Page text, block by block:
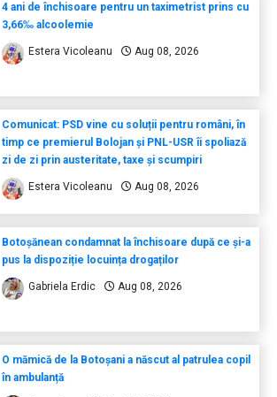
4 ani de închisoare pentru un taximetrist prins cu
3,66‰ alcoolemie
Estera Vicoleanu Aug 08, 2026
Comunicat: PSD vine cu soluții pentru români, în
timp ce premierul Bolojan și PNL-USR îi spoliază
zi de zi prin austeritate, taxe și scumpiri
Estera Vicoleanu Aug 08, 2026
Botoșănean condamnat la închisoare după ce și-a
pus la dispoziție locuința drogaților
Gabriela Erdic Aug 08, 2026
O mămică de la Botoșani a născut al patrulea copil
în ambulanță